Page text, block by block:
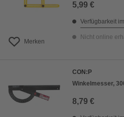
Merken
5,99 €
Verfügbarkeit
Nicht online
CON:P
Winkelmesser,
8,79 €